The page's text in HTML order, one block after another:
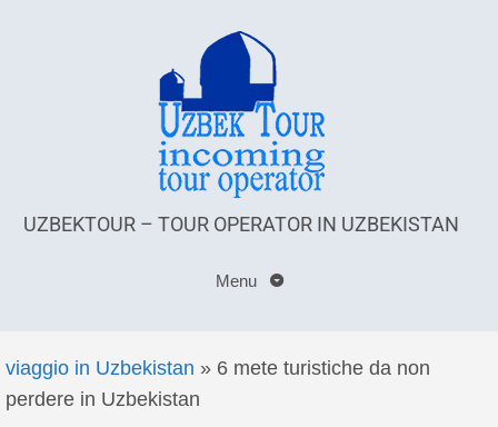
UZBEKTOUR – TOUR OPERATOR IN UZBEKISTAN
Menu
viaggio in Uzbekistan » 6 mete turistiche da non
perdere in Uzbekistan